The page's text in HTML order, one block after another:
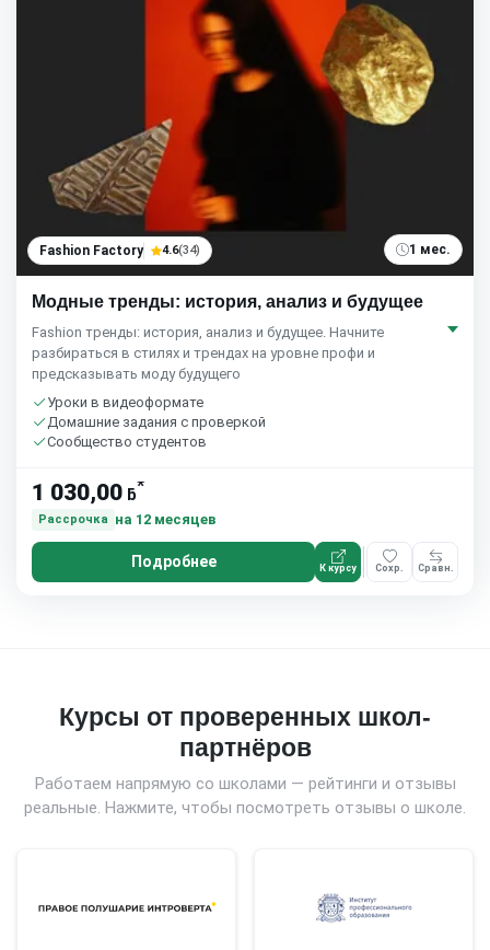
Fashion Factory 4.6(34) 1 мес.
Модные тренды: история, анализ и будущее
Fashion тренды: история, анализ и будущее. Начните
разбираться в стилях и трендах на уровне профи и
предсказывать моду будущего
Уроки в видеоформате
Домашние задания с проверкой
Сообщество студентов
1 030,00 ƃ*
Рассрочка на 12 месяцев
Подробнее К курсу Сохр. Сравн.
Курсы от проверенных школ-
партнёров
Работаем напрямую со школами — рейтинги и отзывы
реальные. Нажмите, чтобы посмотреть отзывы о школе.